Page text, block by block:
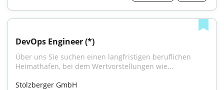
DevOps Engineer (*)
Über uns Sie suchen einen langfristigen beruflichen
Heimathafen, bei dem Wertvorstellungen wie...
Stolzberger GmbH